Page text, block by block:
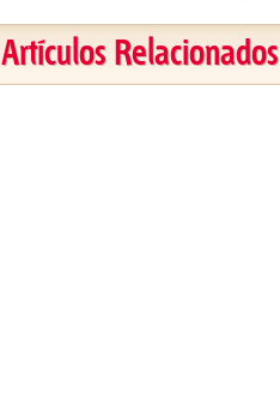
Artículos Relacionados